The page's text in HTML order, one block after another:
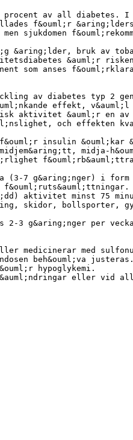
procent av all diabetes. I
f&ouml;r
sjukdomen
&aring;lder, bruk av
&auml;r
som anses f&ouml;rklara
av diabetes typ 2
effekt, v&auml;l
aktivitet &auml;r en av
och effekten
insulin &ouml;kar
midja-
(3-7 g&aring;nger) i form
aktivitet minst 75
skidor, bollsporter,
2-3 g&aring;nger per
medicinerar med
beh&ouml;va justeras.
hypoglykemi.
eller